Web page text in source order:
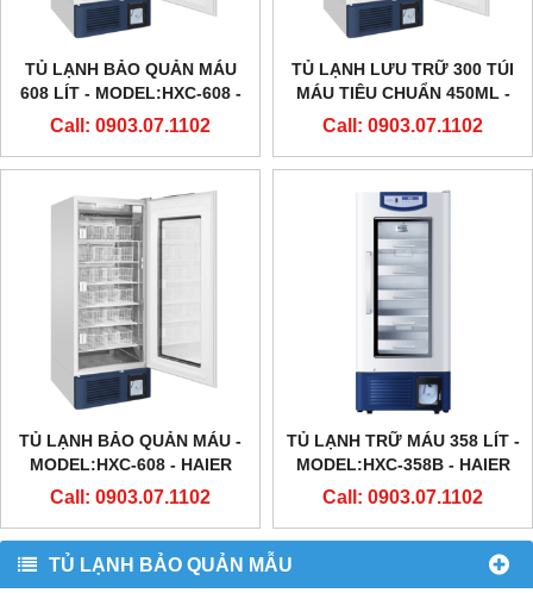
TỦ LẠNH BẢO QUẢN MẪU
TỦ LẠNH BẢO QUẢN MÁU
608 LÍT - MODEL:HXC-608 -
HAIER
Call: 0903.07.1102
TỦ LẠNH LƯU TRỮ 300 TÚI
MÁU TIÊU CHUẨN 450ML -
MODEL:HXC-608 - HAIER
Call: 0903.07.1102
TỦ LẠNH BẢO QUẢN MÁU -
MODEL:HXC-608 - HAIER
Call: 0903.07.1102
TỦ LẠNH TRỮ MÁU 358 LÍT -
MODEL:HXC-358B - HAIER
Call: 0903.07.1102